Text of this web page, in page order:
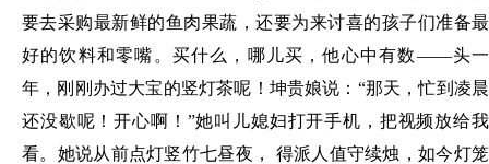
要去采购最新鲜的鱼肉果蔬，还要为来讨喜的孩子们准备最
好的饮料和零嘴。买什么，哪儿买，他心中有数——头一
年，刚刚办过大宝的竖灯茶呢！坤贵娘说：“那天，忙到凌晨
还没歇呢！开心啊！”她叫儿媳妇打开手机，把视频放给我
看。她说从前点灯竖竹七昼夜， 得派人值守续烛，如今灯笼